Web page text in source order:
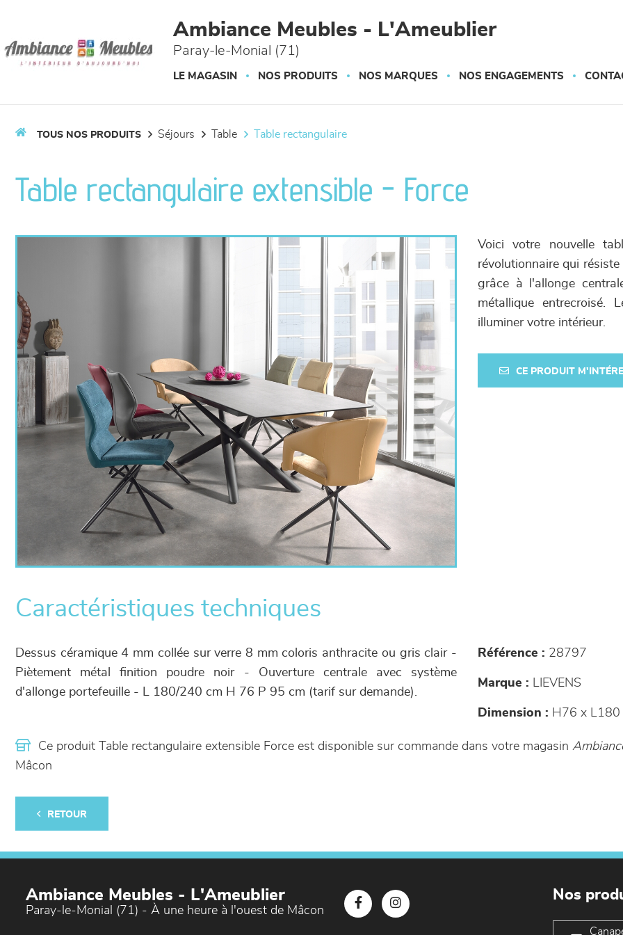
Ambiance Meubles - L'Ameublier
Paray-le-Monial (71)
LE MAGASIN NOS PRODUITS NOS MARQUES NOS ENGAGEMENTS
TOUS NOS PRODUITS séjours table table rectangulaire
Table rectangulaire extensible - Force
Voici votre nouvelle
révolutionnaire qui
grâce à l'allonge
métallique entrecroisé.
illuminer votre intérieur.
CE PRODUIT
Caractéristiques techniques
Dessus céramique 4 mm collée sur verre 8 mm coloris anthracite ou gris clair -
Piètement métal finition poudre noir - Ouverture centrale avec système
d'allonge portefeuille - L 180/240 cm H 76 P 95 cm (tarif sur demande).
Référence : 28797
Marque : LIEVENS
Dimension : H76 x L180
Ce produit Table rectangulaire extensible Force est disponible sur commande dans votre magasin
Mâcon
RETOUR
Ambiance Meubles - L'Ameublier
Paray-le-Monial (71) - À une heure à l'ouest de Mâcon
Nos